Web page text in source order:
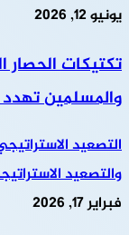
يونيو 12, 2026
تكتيكات الحصار
والمسلمين تهدد
التصعيد
والتصعيد
فبراير 17, 2026